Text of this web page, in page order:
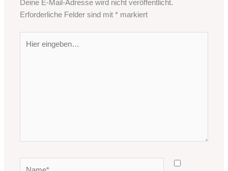
Deine E-Mail-Adresse wird nicht veröffentlicht.
Erforderliche Felder sind mit* markiert
eingeben…